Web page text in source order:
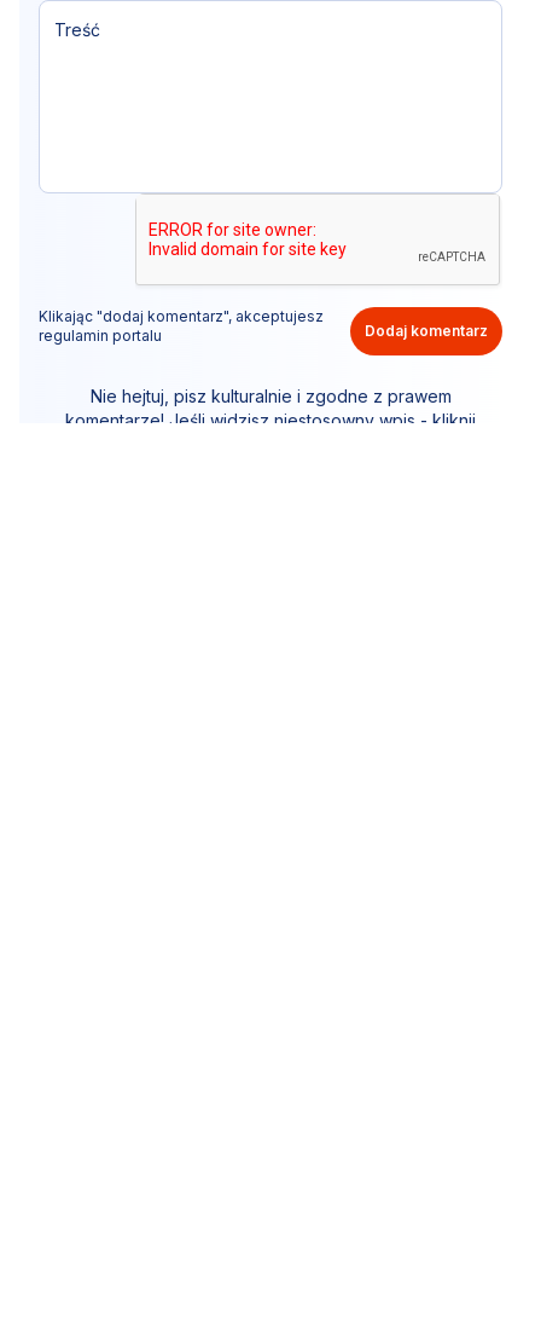
Klikając "dodaj komentarz", akceptujesz
regulamin portalu
Dodaj komentarz
Nie hejtuj, pisz kulturalnie i zgodne z prawem
komentarze! Jeśli widzisz niestosowny wpis - kliknij